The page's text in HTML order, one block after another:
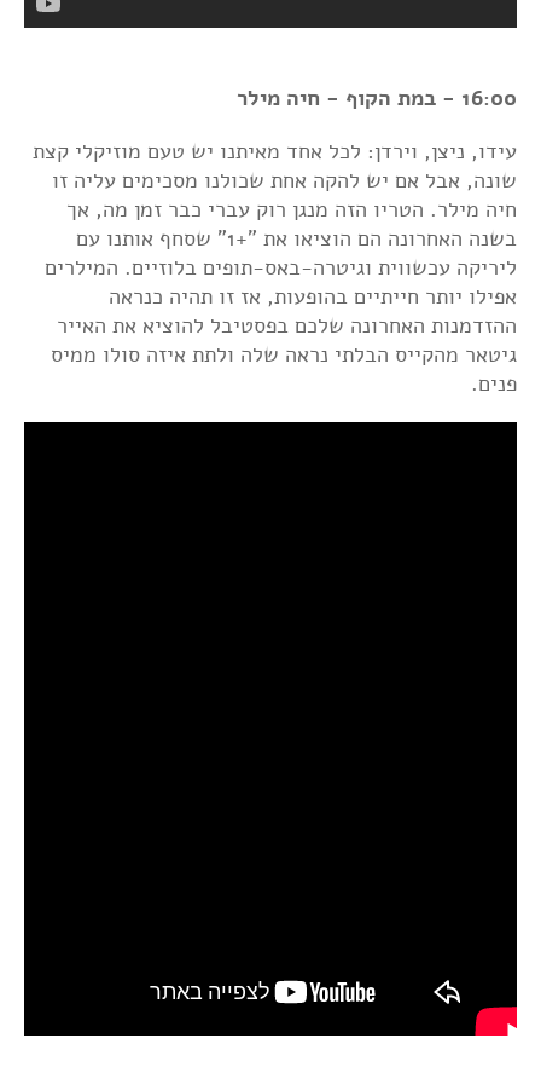
16:00 - במת הקוף - חיה מילר
עידו, ניצן, וירדן: לכל אחד מאיתנו יש טעם מוזיקלי קצת
שונה, אבל אם יש להקה אחת שכולנו מסכימים עליה זו
חיה מילר. הטריו הזה מנגן רוק עברי כבר זמן מה, אך
בשנה האחרונה הם הוציאו את "+1" שסחף אותנו עם
ליריקה עכשווית וגיטרה-באס-תופים בלוזיים. המילרים
אפילו יותר חייתיים בהופעות, אז זו תהיה כנראה
ההזדמנות האחרונה שלכם בפסטיבל להוציא את האייר
גיטאר מהקייס הבלתי נראה שלה ולתת איזה סולו ממיס
פנים.